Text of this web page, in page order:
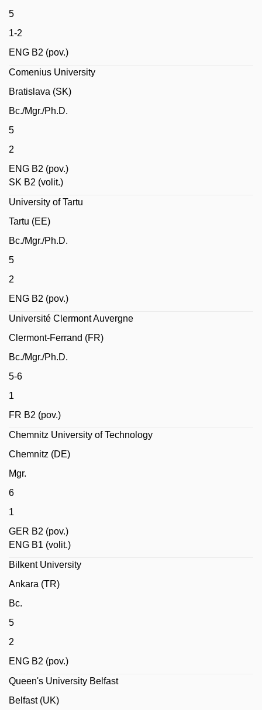
5
1-2
ENG B2 (pov.)
Comenius University
Bratislava (SK)
Bc./Mgr./Ph.D.
5
2
ENG B2 (pov.)
SK B2 (volit.)
University of Tartu
Tartu (EE)
Bc./Mgr./Ph.D.
5
2
ENG B2 (pov.)
Université Clermont Auvergne
Clermont-Ferrand (FR)
Bc./Mgr./Ph.D.
5-6
1
FR B2 (pov.)
Chemnitz University of Technology
Chemnitz (DE)
Mgr.
6
1
GER B2 (pov.)
ENG B1 (volit.)
Bilkent University
Ankara (TR)
Bc.
5
2
ENG B2 (pov.)
Queen's University Belfast
Belfast (UK)